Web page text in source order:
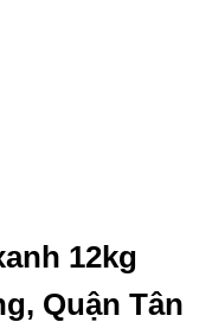
12kg
Quận Tân